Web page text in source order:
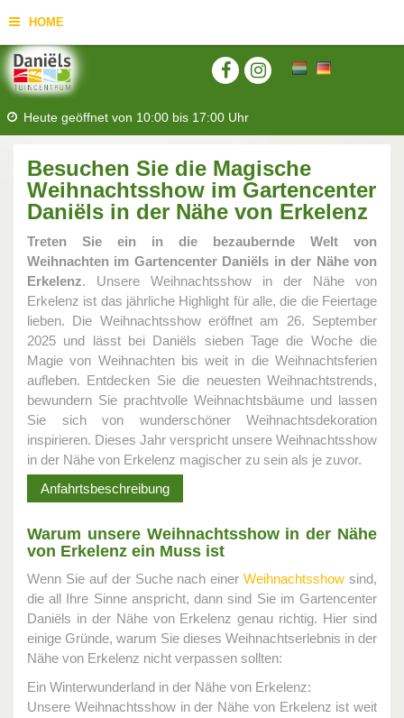
HOME
Heute geöffnet von 10:00 bis 17:00 Uhr
Besuchen Sie die Magische
Weihnachtsshow im Gartencenter
Daniëls in der Nähe von Erkelenz
Treten Sie ein in die bezaubernde Welt von
Weihnachten im Gartencenter Daniëls in der Nähe von
Erkelenz. Unsere Weihnachtsshow in der Nähe von
Erkelenz ist das jährliche Highlight für alle, die die Feiertage
lieben. Die Weihnachtsshow eröffnet am 26. September
2025 und lässt bei Daniëls sieben Tage die Woche die
Magie von Weihnachten bis weit in die Weihnachtsferien
aufleben. Entdecken Sie die neuesten Weihnachtstrends,
bewundern Sie prachtvolle Weihnachtsbäume und lassen
Sie sich von wunderschöner Weihnachtsdekoration
inspirieren. Dieses Jahr verspricht unsere Weihnachtsshow
in der Nähe von Erkelenz magischer zu sein als je zuvor.
Anfahrtsbeschreibung
Warum unsere Weihnachtsshow in der Nähe
von Erkelenz ein Muss ist
Wenn Sie auf der Suche nach einerWeihnachtsshow sind,
die all Ihre Sinne anspricht, dann sind Sie im Gartencenter
Daniëls in der Nähe von Erkelenz genau richtig. Hier sind
einige Gründe, warum Sie dieses Weihnachtserlebnis in der
Nähe von Erkelenz nicht verpassen sollten:
Ein Winterwunderland in der Nähe von Erkelenz:
Unsere Weihnachtsshow in der Nähe von Erkelenz ist weit